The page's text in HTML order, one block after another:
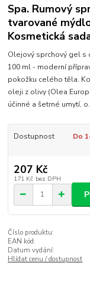
Spa. Rumový
tvarované
Kosmetická
Olejový sprchový gel s
100 ml - moderní
pokožku celého těla.
oleji z olivy (Olea
účinné a šetrné umytí,
Dostupnost Do
207 Kč
171 Kč bez DPH
Číslo produktu:
EAN kód:
Datum vydání:
Hlídat cenu / dostupnost